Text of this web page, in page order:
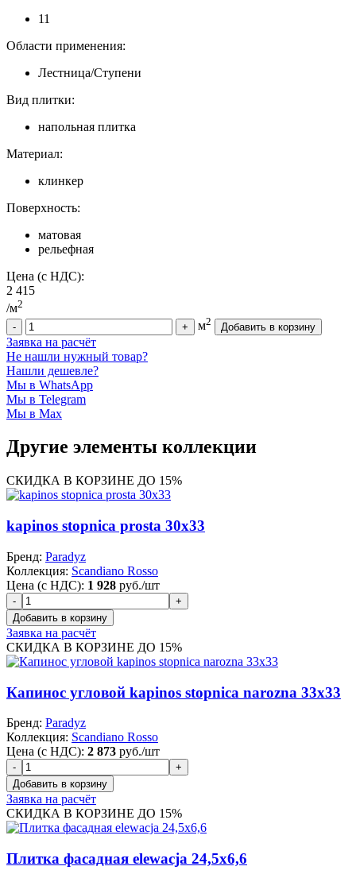
11
Области применения:
Лестница/Ступени
Вид плитки:
напольная плитка
Материал:
клинкер
Поверхность:
матовая
рельефная
Цена (с НДС):
2 415
/м2
м2
Заявка на расчёт
Не нашли нужный товар?
Нашли дешевле?
Мы в WhatsApp
Мы в Telegram
Мы в Max
Другие элементы коллекции
СКИДКА В КОРЗИНЕ ДО 15%
kapinos stopnica prosta 30x33
Бренд: Paradyz
Коллекция: Scandiano Rosso
Цена (с НДС): 1 928 руб./шт
Заявка на расчёт
СКИДКА В КОРЗИНЕ ДО 15%
Капинос угловой kapinos stopnica narozna 33x33
Бренд: Paradyz
Коллекция: Scandiano Rosso
Цена (с НДС): 2 873 руб./шт
Заявка на расчёт
СКИДКА В КОРЗИНЕ ДО 15%
Плитка фасадная elewacja 24,5x6,6